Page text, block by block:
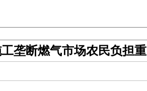
垄断燃气市场农民负担重